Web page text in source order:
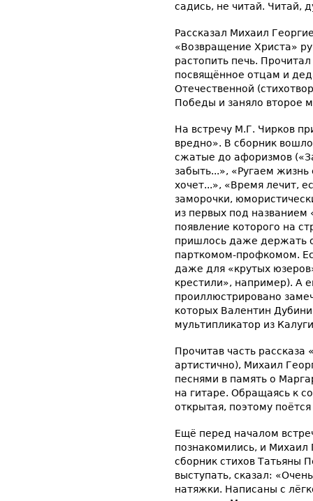
садись, не читай. Читай,
Рассказал Михаил
«Возвращение Христа»
растопить печь.
посвящённое отцам и
Отечественной
Победы и заняло второе
На встречу М.Г. Чирков
вредно». В сборник
сжатые до афоризмов
забыть...», «Ругаем
хочет...», «Время лечит,
заморочки,
из первых под названием
появление которого на
пришлось даже держать
парткомом-профкомом.
даже для «крутых
крестили», например). А
проиллюстрировано
которых Валентин
мультипликатор из
Прочитав часть
артистично), Михаил
песнями в память о
на гитаре. Обращаясь к
открытая, поэтому
Ещё перед началом
познакомились, и
сборник стихов Татьяны
выступать, сказал:
натяжки. Написаны с